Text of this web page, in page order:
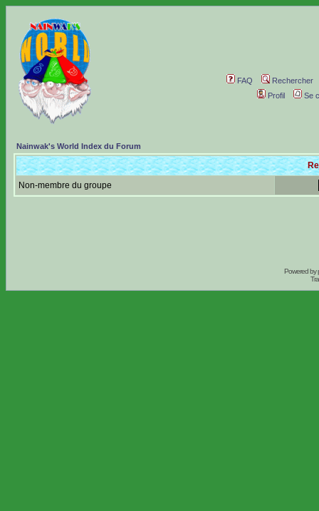
FAQ
Rechercher
Profil
Se
Nainwak's World Index du Forum
Non-membre du groupe
Powered by